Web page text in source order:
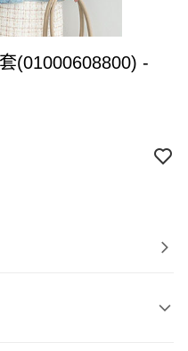
(01000608800) -